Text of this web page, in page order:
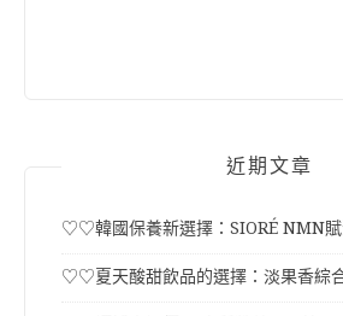
近期文章
♡♡韓國保養新選擇：SIORÉ NMN
♡♡夏天酸甜飲品的選擇：淡果香綜